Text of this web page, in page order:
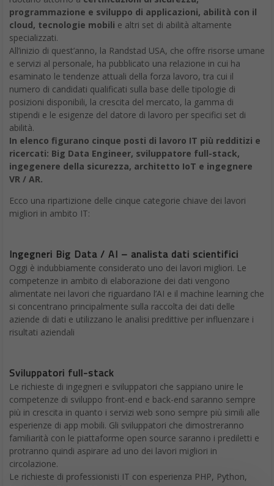
programmazione e sviluppo di applicazioni, abilità con il
cloud, tecnologie mobili e altri set di abilità altamente
specializzati.
All’inizio di quest’anno, la Randstad USA, che offre risorse umane
e servizi al personale, ha pubblicato una relazione in cui ha
esaminato le tendenze attuali della forza lavoro, tra cui il
numero di candidati qualificati sulla base delle tipologie di
posizioni disponibili, la crescita del mercato, la gamma di
stipendi e le esigenze del datore di lavoro per specifici set di
abilità.
In elenco figurano cinque posti di lavoro IT più redditizi e
ricercati: Big Data Engineer, sviluppatore full-stack,
ingegenere della sicurezza, architetto IoT e ingegnere
VR / AR.
Ecco una ripartizione delle cinque categorie chiave dei lavori
migliori in ambito IT:
Ingegneri Big Data / AI – analista dati scientifici
Oggi è indubbiamente considerato uno dei lavori migliori. Le
competenze in ambito di elaborazione dei dati vengono
alimentate nei lavori che riguardano l’AI e il machine learning che
si concentrano principalmente sulla raccolta dei dati delle
aziende di dati e utilizzano le analisi predittive per influenzare i
risultati aziendali
Sviluppatori full-stack
Le richieste di ingegneri e sviluppatori che sappiano unire le
competenze di sviluppo front-end e back-end saranno sempre
più in crescita in quanto i servizi web sono sempre più simili alle
esperienze di app mobili. Gli sviluppatori che dimostreranno
familiarità con le piattaforme open source saranno i prediletti e
protranno quindi aspirare ad uno dei lavori migliori in
circolazione.
Le richieste di professionisti IT con esperienza PHP, Python,